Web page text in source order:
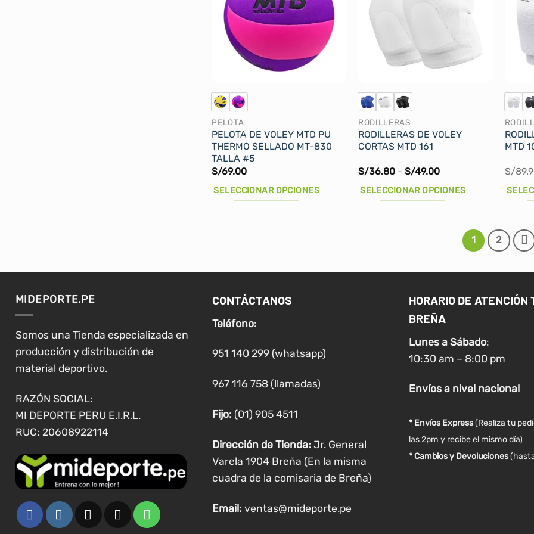
Las
opciones
pueden
la
página
de
producto
Las
opciones
pueden
la
página
de
producto
pueden
elegir
la
página
de
PELOTA
PELOTA DE VOLEY MTD PU
THERMO SELLADO MT-830
TALLA #5
S/69.00
SELECCIONAR OPCIONES
opciones
pueden
en
página
producto
RODILLERAS
RODILLERAS DE VOLEY
CORTAS MTD 161
S/36.80 - S/49.00Rango
precios:
desde
SELECCIONAR OPCIONES
MTD
S/
tiene
en
página
1 2
MIDEPORTE.PE
Somos una Tienda especializada en
producción y distribución de
material deportivo.
RAZÓN SOCIAL:
MI DEPORTE PERU E.I.R.L.
RUC: 20608922114
CONTÁCTANOS
Teléfono:
951 140 299 (whatsapp)
967 116 758 (llamadas)
Fijo: (01) 905 4511
Dirección de Tienda: Jr. General
Varela 1904 Breña (En la misma
cuadra de la comisaria de Breña)
Email: ventas@mideporte.pe
HORARIO DE ATENCIÓN
BREÑA
Lunes a Sábado:
10:30 am – 8:00 pm
Envíosa nivel nacional
* Envíos Express(Realiza tu
las 2pm y recibe el mismo día)
* Cambios y Devoluciones